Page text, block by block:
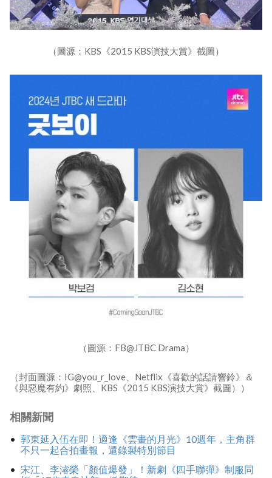
（圖源：KBS《2015 KBS演技大賞》截圖）
（圖源：FB@JTBC Drama）
（封面圖源：IG@you_r_love、Netflix《喜歡的話請響鈴》＆
《與惡魔有約》劇照、KBS《2015 KBS演技大賞》截圖））
相關新聞
郭東延入伍在即！適逢《雲畫的月光》10週年，主角群
不只一起合拍畫報，還錄製特別節目
宋江、李濬榮「顏值爆發」！新劇《四手聯彈》制服同